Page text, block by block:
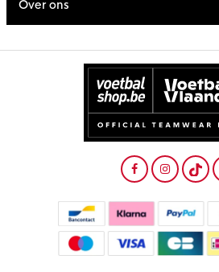
Over ons